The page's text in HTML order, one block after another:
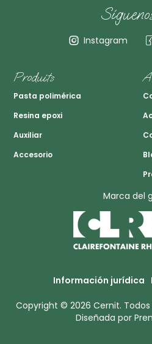
Instagram
Produits
Pasta polimérica
Resina epoxi
Auxiliar
Accesorio
Marca del
Información jurídica
Copyright © 2026 Cernit.
Diseñada por